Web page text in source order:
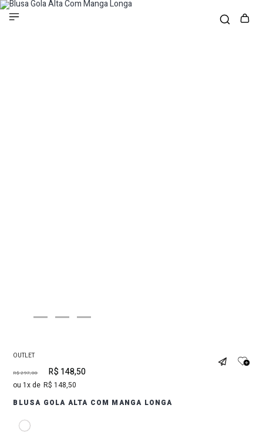
OUTLET
R$ 297,00 R$ 148,50
1 R$ 148,50
BLUSA GOLA ALTA COM MANGA LONGA